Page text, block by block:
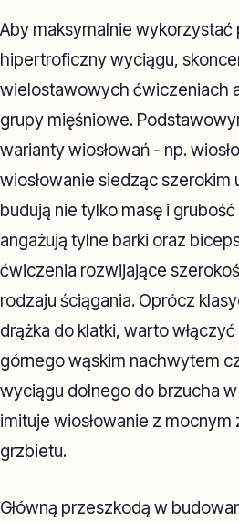
Aby maksymalnie wykorzystać
hipertroficzny wyciągu,
wielostawowych ćwiczeniach
grupy mięśniowe.
warianty wiosłowań - np.
wiosłowanie siedząc szerokim
budują nie tylko masę i
angażują tylne barki oraz
ćwiczenia rozwijające
rodzaju ściągania. Oprócz
drążka do klatki, warto
górnego wąskim nachwytem
wyciągu dolnego do brzucha
imituje wiosłowanie z
grzbietu.
Główną przeszkodą w